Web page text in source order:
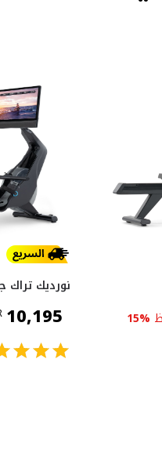
15%
نورديك تراك
10,195